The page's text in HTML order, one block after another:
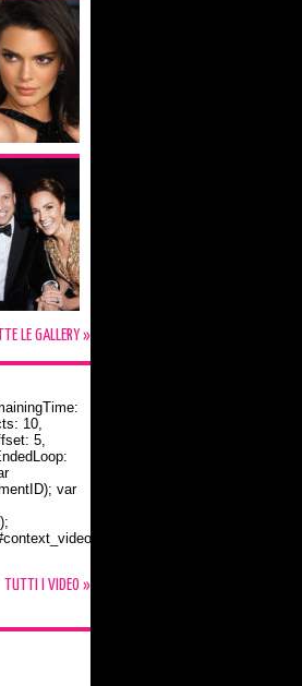
LE GALLERY »
a Flynn
10,
5,
var
TUTTI I VIDEO »